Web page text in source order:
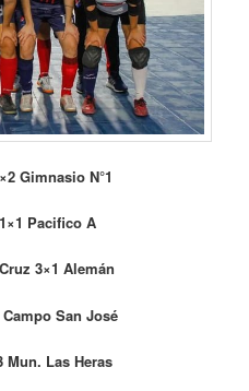
Gimnasio N°1
Pacifico A
3×1 Alemán
San José
Mun. Las Heras